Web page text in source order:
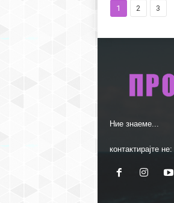
1 2 3
Ние знаеме...
контактирајте не: